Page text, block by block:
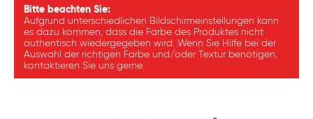
Bitte beachten Sie:
Aufgrund unterschiedlichen Bildschirmeinstellungen kann
es dazu kommen, dass die Farbe des Produktes nicht
authentisch wiedergegeben wird. Wenn Sie Hilfe bei der
Auswahl der richtigen Farbe und/oder Textur benötigen,
kontaktieren Sie uns gerne.